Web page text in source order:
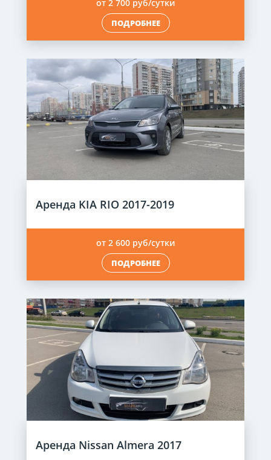
от 2 700 руб/сутки
ПОДРОБНЕЕ
Аренда KIA RIO 2017-2019
от 2 600 руб/сутки
ПОДРОБНЕЕ
Аренда Nissan Almera 2017